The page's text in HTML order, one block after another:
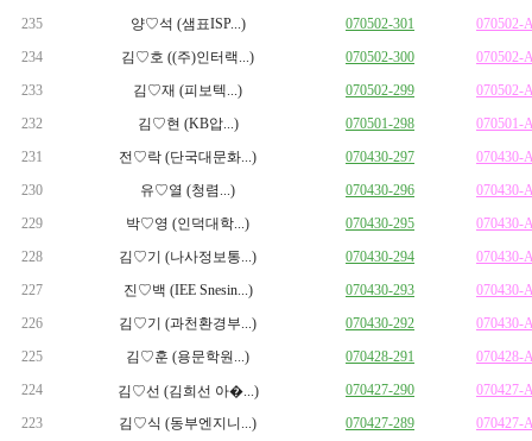
235
양♡석 (샘표ISP...) 070502-301
070502-
234
김♡호 ((주)인터랙...) 070502-300
070502-
233
김♡재 (피보텍...) 070502-299
070502-
232
김♡현 (KB압...) 070501-298
070501-
231
전♡락 (단국대문화...) 070430-297
070430-
230
유♡열 (청렴...) 070430-296
070430-
229
박♡영 (인덕대학...) 070430-295
070430-
228
김♡기 (나사정보통...) 070430-294
070430-
227
진♡백 (IEE Snesin...) 070430-293
070430-
226
김♡기 (과천환경부...) 070430-292
070430-
225
김♡훈 (용문학원...) 070428-291
070428-
224
김♡선 (김희선 아�...) 070427-290
070427-
223
김♡식 (동부엔지니...) 070427-289
070427-